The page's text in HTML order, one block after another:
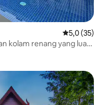
Nilai rata-
5,0 (35)
kolam renang yang luas